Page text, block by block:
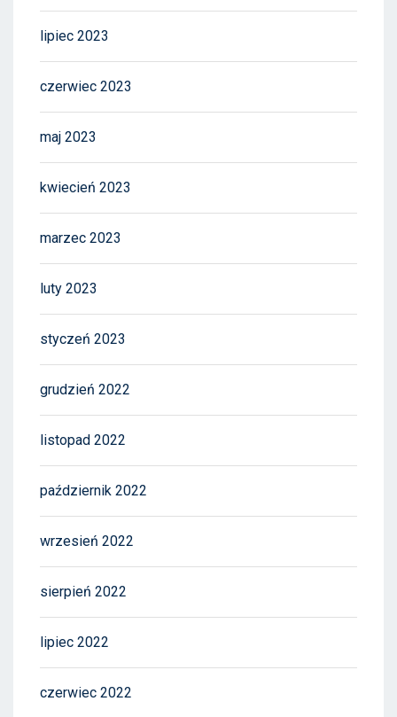
lipiec 2023
czerwiec 2023
maj 2023
kwiecień 2023
marzec 2023
luty 2023
styczeń 2023
grudzień 2022
listopad 2022
październik 2022
wrzesień 2022
sierpień 2022
lipiec 2022
czerwiec 2022